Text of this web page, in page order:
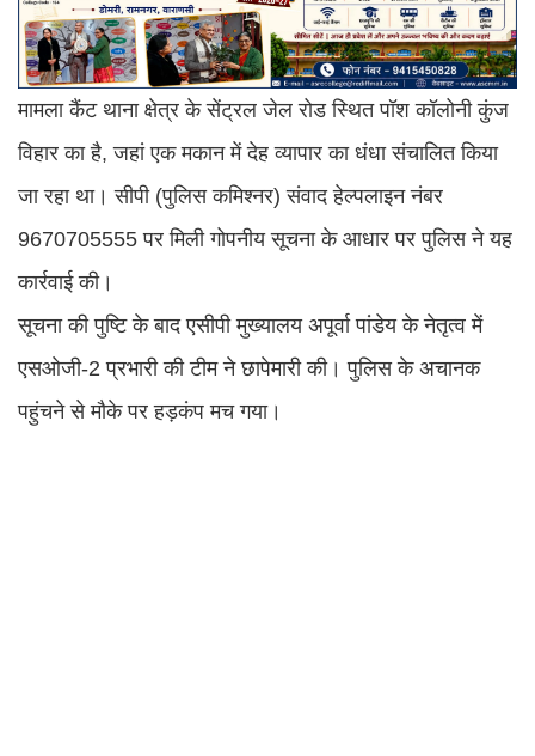
मामला कैंट थाना क्षेत्र के सेंट्रल जेल रोड स्थित पॉश कॉलोनी कुंज
विहार का है, जहां एक मकान में देह व्यापार का धंधा संचालित किया
जा रहा था। सीपी (पुलिस कमिश्नर) संवाद हेल्पलाइन नंबर
9670705555 पर मिली गोपनीय सूचना के आधार पर पुलिस ने यह
कार्रवाई की।
सूचना की पुष्टि के बाद एसीपी मुख्यालय अपूर्वा पांडेय के नेतृत्व में
एसओजी-2 प्रभारी की टीम ने छापेमारी की। पुलिस के अचानक
पहुंचने से मौके पर हड़कंप मच गया।